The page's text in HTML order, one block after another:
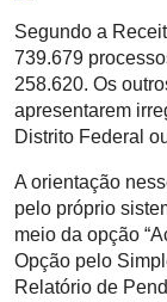
Segundo a
739.679
258.620. Os
apresentarem
Distrito Federal
A orientação
pelo próprio
meio da opção
Opção pelo
Relatório de